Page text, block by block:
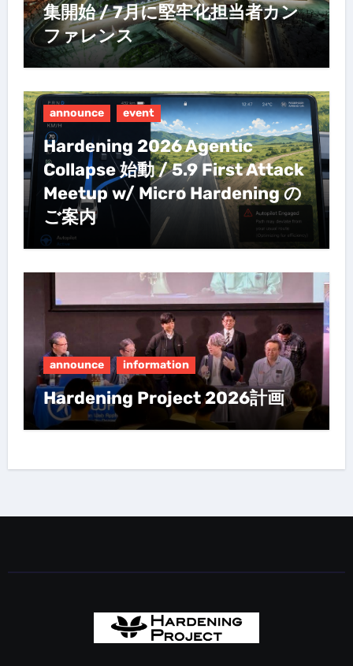
集開始 / 7月に堅牢化担当者カン
ファレンス
announce event
Hardening 2026 Agentic
Collapse 始動 / 5.9 First Attack
Meetup w/ Micro Hardening の
ご案内
announce information
Hardening Project 2026計画